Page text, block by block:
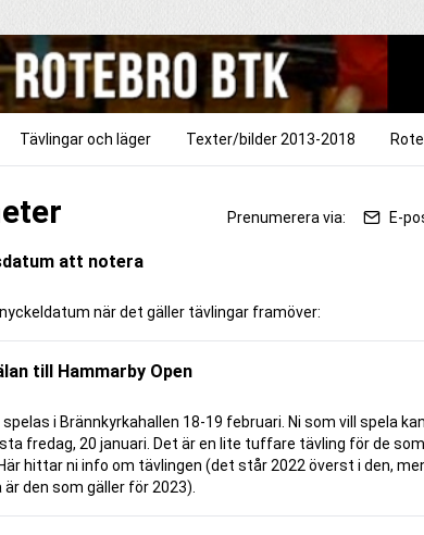
Tävlingar och läger Texter/bilder 2013-2018
Prenumerera via: E-
att notera
nyckeldatum när det gäller tävlingar framöver:
till Hammarby Open
i Brännkyrkahallen 18-19 februari. Ni som vill spela
fredag, 20 januari. Det är en lite tuffare tävling för de
hittar ni info om tävlingen (det står 2022 överst i den,
den som gäller för 2023).